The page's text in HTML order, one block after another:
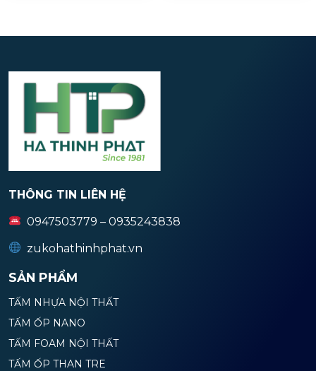
THÔNG TIN LIÊN HỆ
0947503779 – 0935243838
zukohathinhphat.vn
SẢN PHẨM
TẤM NHỰA NỘI THẤT
TẤM ỐP NANO
TẤM FOAM NỘI THẤT
TẤM ỐP THAN TRE